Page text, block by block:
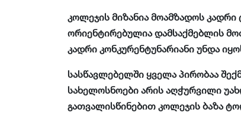
კოლეჯის მიზანია მოამზადოს
ორიენტირებულია დამსაქმებლის
კადრი კონკურენტუნარიანი უნდა
სასწავლებელში ყველა პირობაა
სახელოსნოები არის აღჭურვილი
გათვალისწინებით კოლეჯის ბაზა